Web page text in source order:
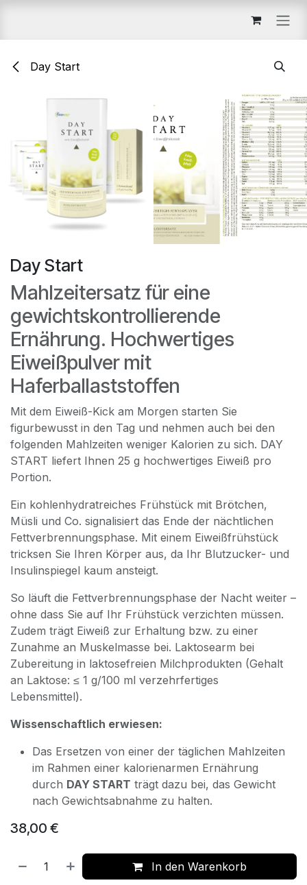
Day Start
Day Start
Mahlzeitersatz für eine
gewichtskontrollierende
Ernährung. Hochwertiges
Eiweißpulver mit
Haferballaststoffen
Mit dem Eiweiß-Kick am Morgen starten Sie
figurbewusst in den Tag und nehmen auch bei den
folgenden Mahlzeiten weniger Kalorien zu sich. DAY
START liefert Ihnen 25 g hochwertiges Eiweiß pro
Portion.
Ein kohlenhydratreiches Frühstück mit Brötchen,
Müsli und Co. signalisiert das Ende der nächtlichen
Fettverbrennungsphase. Mit einem Eiweißfrühstück
tricksen Sie Ihren Körper aus, da Ihr Blutzucker- und
Insulinspiegel kaum ansteigt.
So läuft die Fettverbrennungsphase der Nacht weiter –
ohne dass Sie auf Ihr Frühstück verzichten müssen.
Zudem trägt Eiweiß zur Erhaltung bzw. zu einer
Zunahme an Muskelmasse bei. Laktosearm bei
Zubereitung in laktosefreien Milchprodukten (Gehalt
an Laktose: ≤ 1 g/100 ml verzehrfertiges
Lebensmittel).
Wissenschaftlich erwiesen:
Das Ersetzen von einer der täglichen Mahlzeiten
im Rahmen einer kalorienarmen Ernährung
durch DAY START trägt dazu bei, das Gewicht
nach Gewichtsabnahme zu halten.
38,00 €
In den Warenkorb